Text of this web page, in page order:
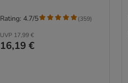
UVP 17,99 €
16,19 €
Rating: 4.7/5 (359)